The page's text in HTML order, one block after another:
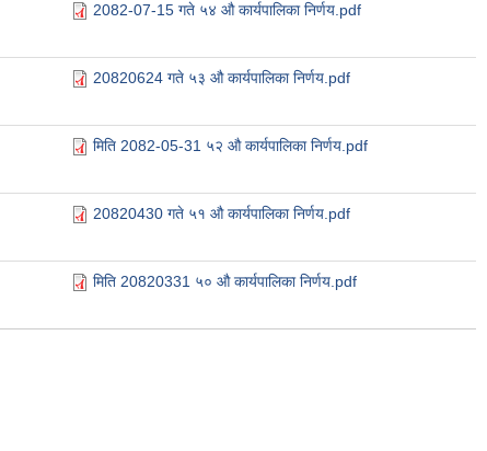
2082-07-15 गते ५४ औ कार्यपालिका निर्णय.pdf
20820624 गते ५३ औ कार्यपालिका निर्णय.pdf
मिति 2082-05-31 ५२ औ कार्यपालिका निर्णय.pdf
20820430 गते ५१ औ कार्यपालिका निर्णय.pdf
मिति 20820331 ५० औ कार्यपालिका निर्णय.pdf